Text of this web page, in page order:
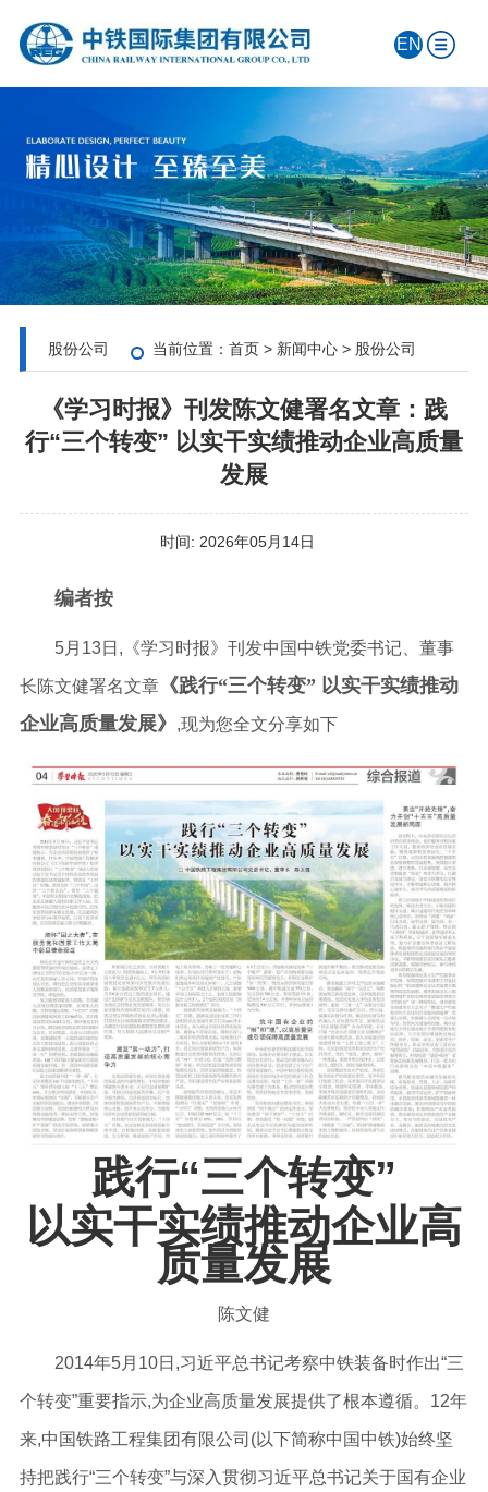
EN
股份公司 当前位置： 首页> 新闻中心> 股份公司
《学习时报》刊发陈文健署名文章：践
行“三个转变” 以实干实绩推动企业高质量
发展
时间: 2026年05月14日
编者按
5月13日,《学习时报》刊发中国中铁党委书记、董事
长陈文健署名文章《践行“三个转变” 以实干实绩推动
企业高质量发展》 ,现为您全文分享如下
践行“三个转变”
以实干实绩推动企业高
质量发展
陈文健
2014年5月10日,习近平总书记考察中铁装备时作出“三
个转变”重要指示,为企业高质量发展提供了根本遵循。12年
来,中国铁路工程集团有限公司(以下简称中国中铁)始终坚
持把践行“三个转变”与深入贯彻习近平总书记关于国有企业